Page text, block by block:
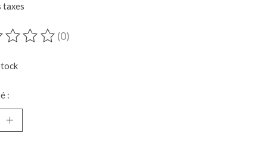
taxes
est évalué à
(0)
: